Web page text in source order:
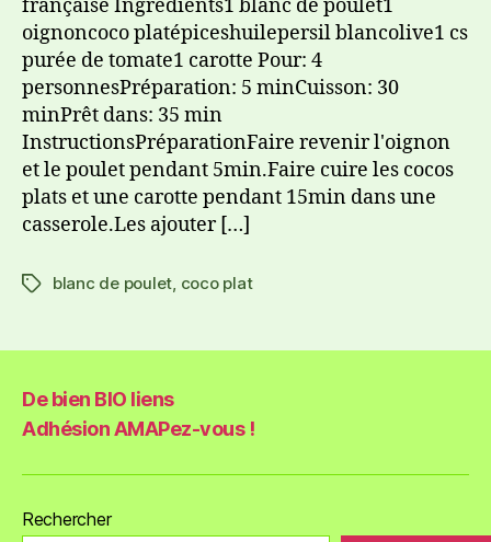
française Ingrédients1 blanc de poulet1
oignoncoco platépiceshuilepersil blancolive1 cs
purée de tomate1 carotte Pour: 4
personnesPréparation: 5 minCuisson: 30
minPrêt dans: 35 min
InstructionsPréparationFaire revenir l'oignon
et le poulet pendant 5min.Faire cuire les cocos
plats et une carotte pendant 15min dans une
casserole.Les ajouter […]
blanc de poulet coco plat
De bien BIO liens
Adhésion AMAPez-vous !
Rechercher